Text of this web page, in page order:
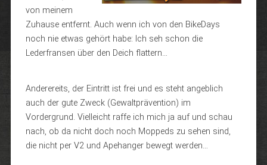
von meinem
Zuhause entfernt. Auch wenn ich von den BikeDays
noch nie etwas gehört habe: Ich seh schon die
Lederfransen über den Deich flattern…
Anderereits, der Eintritt ist frei und es steht angeblich
auch der gute Zweck (Gewaltprävention) im
Vordergrund. Vielleicht raffe ich mich ja auf und schau
nach, ob da nicht doch noch Moppeds zu sehen sind,
die nicht per V2 und Apehanger bewegt werden…